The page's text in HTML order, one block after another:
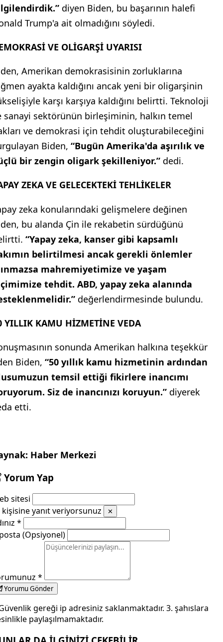
diyen Biden, bu başarının halefi
Trump'a ait olmadığını söyledi.
VE OLİGARŞİ UYARISI
Amerikan demokrasisinin zorluklarına
ayakta kaldığını ancak yeni bir oligarşinin
karşı karşıya kaldığını belirtti. Teknoloji
sanayi sektörünün birleşiminin, halkın temel
ve demokrasi için tehdit oluşturabileceğini
Biden, “Bugün Amerika'da aşırılık ve
bir zengin oligark şekilleniyor.” dedi.
ZEKA VE GELECEKTEKİ TEHLİKELER
zeka konularındaki gelişmelere değinen
bu alanda Çin ile rekabetin sürdüğünü
“Yapay zeka, kanser gibi kapsamlı
belirtilmesi ancak gerekli önlemler
mahremiyetimize ve yaşam
tehdit. ABD, yapay zeka alanında
değerlendirmesinde bulundu.
YILLIK KAMU HİZMETİNE VEDA
sonunda Amerikan halkına teşekkür
Biden, “50 yıllık kamu hizmetinin ardından
temsil ettiği fikirlere inancımı
Siz de inancınızı koruyun.” diyerek
etti.
Haber Merkezi
Yorum Yap
sitesi
kişisine yanıt veriyorsunuz
✕
*
(Opsiyonel)
*
Yorumu Gönder
gereği ip adresiniz saklanmaktadır. 3. şahıslara
paylaşılmamaktadır.